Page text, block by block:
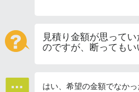
見積り金額が思って
のですが、断ってもい
はい、希望の金額でなか